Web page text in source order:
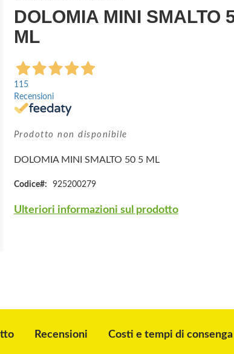
DOLOMIA MINI SMALTO
ML
115
Recensioni
Prodotto non disponibile
DOLOMIA MINI SMALTO 50 5 ML
Codice 925200279
Ulteriori informazioni sul prodotto
Recensioni Costi e tempi di consenga